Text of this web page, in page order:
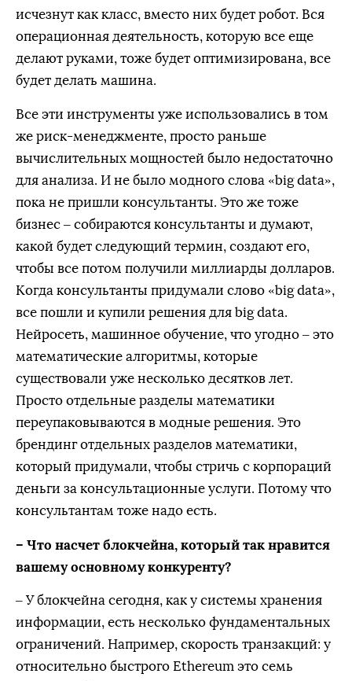
исчезнут как класс, вместо них будет робот. Вся
операционная деятельность, которую все еще
делают руками, тоже будет оптимизирована, все
будет делать машина.
Все эти инструменты уже использовались в том
же риск-менеджменте, просто раньше
вычислительных мощностей было недостаточно
для анализа. И не было модного слова «big data»,
пока не пришли консультанты. Это же тоже
бизнес – собираются консультанты и думают,
какой будет следующий термин, создают его,
чтобы все потом получили миллиарды долларов.
Когда консультанты придумали слово «big data»,
все пошли и купили решения для big data.
Нейросеть, машинное обучение, что угодно – это
математические алгоритмы, которые
существовали уже несколько десятков лет.
Просто отдельные разделы математики
переупаковываются в модные решения. Это
брендинг отдельных разделов математики,
который придумали, чтобы стричь с корпораций
деньги за консультационные услуги. Потому что
консультантам тоже надо есть.
– Что насчет блокчейна, который так нравится
вашему основному конкуренту?
– У блокчейна сегодня, как у системы хранения
информации, есть несколько фундаментальных
ограничений. Например, скорость транзакций: у
относительно быстрого Ethereum это семь